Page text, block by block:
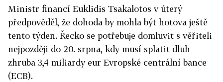
Ministr financí Euklidis Tsakalotos v úterý
předpověděl, že dohoda by mohla být hotova ještě
tento týden. Řecko se potřebuje domluvit s věřiteli
nejpozději do 20. srpna, kdy musí splatit dluh
zhruba 3,4 miliardy eur Evropské centrální bance
(ECB).